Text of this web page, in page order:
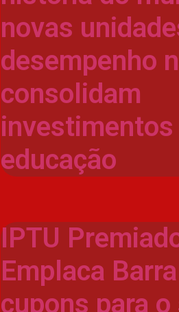
novas
desempenho
consolidam
investimentos
educação
IPTU
Emplaca
cupons para